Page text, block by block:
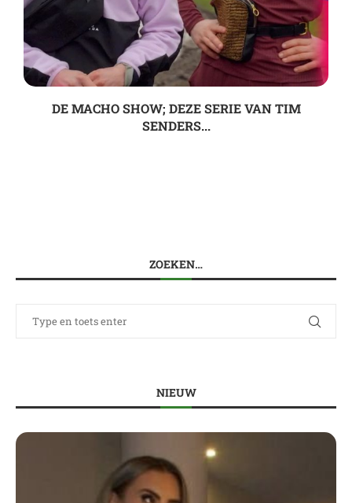
DE MACHO SHOW; DEZE SERIE VAN TIM
SENDERS...
ZOEKEN…
NIEUW